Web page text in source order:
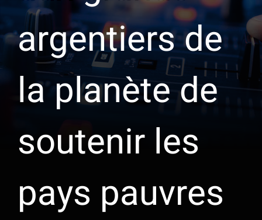
argentiers de
la planète de
soutenir les
pays pauvres